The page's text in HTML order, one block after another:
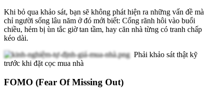
Khi bỏ qua khảo sát, bạn sẽ không phát hiện ra những vấn đề mà
chỉ người sống lâu năm ở đó mới biết: Cống rãnh hôi vào buổi
chiều, hẻm bị ùn tắc giờ tan tầm, hay căn nhà từng có tranh chấp
kéo dài.
Phải khảo sát thật kỹ
trước khi đặt cọc mua nhà
FOMO (Fear Of Missing Out)